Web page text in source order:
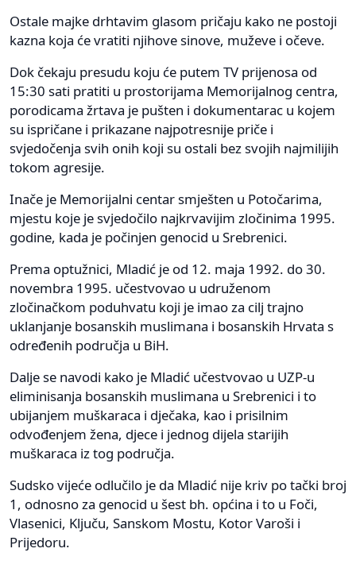
Ostale majke drhtavim glasom pričaju kako ne postoji
kazna koja će vratiti njihove sinove, muževe i očeve.
Dok čekaju presudu koju će putem TV prijenosa od
15:30 sati pratiti u prostorijama Memorijalnog centra,
porodicama žrtava je pušten i dokumentarac u kojem
su ispričane i prikazane najpotresnije priče i
svjedočenja svih onih koji su ostali bez svojih najmilijih
tokom agresije.
Inače je Memorijalni centar smješten u Potočarima,
mjestu koje je svjedočilo najkrvavijim zločinima 1995.
godine, kada je počinjen genocid u Srebrenici.
Prema optužnici, Mladić je od 12. maja 1992. do 30.
novembra 1995. učestvovao u udruženom
zločinačkom poduhvatu koji je imao za cilj trajno
uklanjanje bosanskih muslimana i bosanskih Hrvata s
određenih područja u BiH.
Dalje se navodi kako je Mladić učestvovao u UZP-u
eliminisanja bosanskih muslimana u Srebrenici i to
ubijanjem muškaraca i dječaka, kao i prisilnim
odvođenjem žena, djece i jednog dijela starijih
muškaraca iz tog područja.
Sudsko vijeće odlučilo je da Mladić nije kriv po tački broj
1, odnosno za genocid u šest bh. općina i to u Foči,
Vlasenici, Ključu, Sanskom Mostu, Kotor Varoši i
Prijedoru.